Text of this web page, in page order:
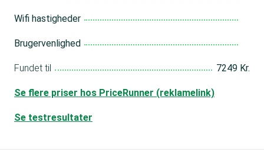
Wifi hastigheder
Brugervenlighed
Fundet til 7249 Kr.
Se flere priser hos PriceRunner (reklamelink)
Se testresultater